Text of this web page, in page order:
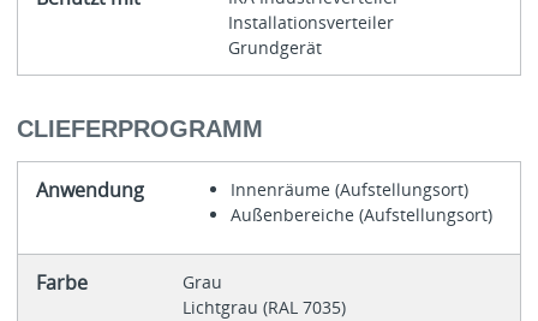
Installationsverteiler
Grundgerät
CLIEFERPROGRAMM
Anwendung
Innenräume (Aufstellungsort)
Außenbereiche (Aufstellungsort)
Farbe
Grau
Lichtgrau (RAL 7035)